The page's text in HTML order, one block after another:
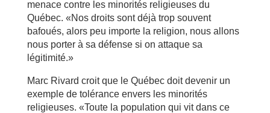
menace contre les minorités religieuses du
Québec. «Nos droits sont déjà trop souvent
bafoués, alors peu importe la religion, nous allons
nous porter à sa défense si on attaque sa
légitimité.»
Marc Rivard croit que le Québec doit devenir un
exemple de tolérance envers les minorités
religieuses. «Toute la population qui vit dans ce